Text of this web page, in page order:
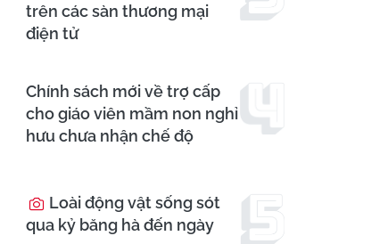
trên các sàn thương mại
điện tử
Chính sách mới về trợ cấp
cho giáo viên mầm non nghỉ
hưu chưa nhận chế độ
Loài động vật sống sót
qua kỷ băng hà đến ngày